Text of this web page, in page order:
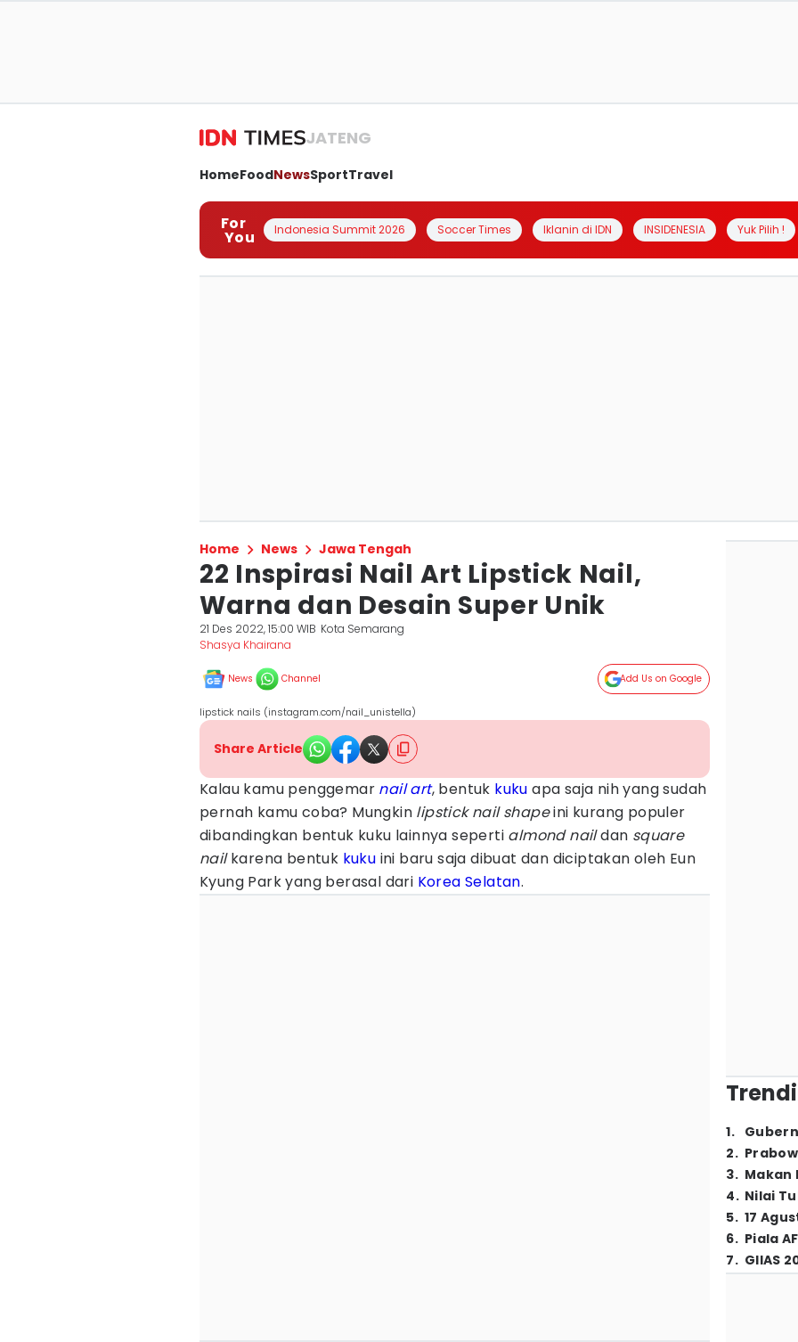
JATENG
HomeFoodNewsSportTravel
For
You Indonesia Summit 2026 Soccer Times Iklanin di IDN INSIDENESIA Yuk Pilih !
Home News Jawa Tengah
22 Inspirasi Nail Art Lipstick Nail,
Warna dan Desain Super Unik
21 Des 2022, 15:00 WIB Kota Semarang
Shasya Khairana
News Channel Add Us on Google
lipstick nails (instagram.com/nail_unistella)
Share Article
Kalau kamu penggemar nail art, bentuk kuku apa saja nih yang sudah
pernah kamu coba? Mungkin lipstick nail shapeini kurang populer
dibandingkan bentuk kuku lainnya seperti almond naildan square
nailkarena bentuk kuku ini baru saja dibuat dan diciptakan oleh Eun
Kyung Park yang berasal dari Korea Selatan.
1.
2.
3. Makan
4. Nilai
5. 17
6. Piala
7. GIIAS